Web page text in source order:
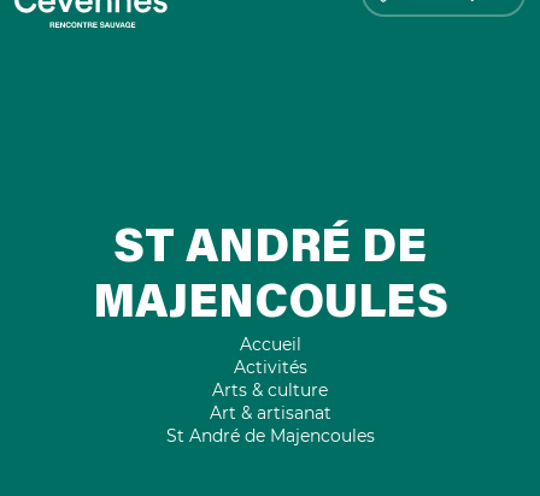
ST ANDRÉ DE
MAJENCOULES
Accueil
Activités
Arts & culture
Art & artisanat
St André de Majencoules